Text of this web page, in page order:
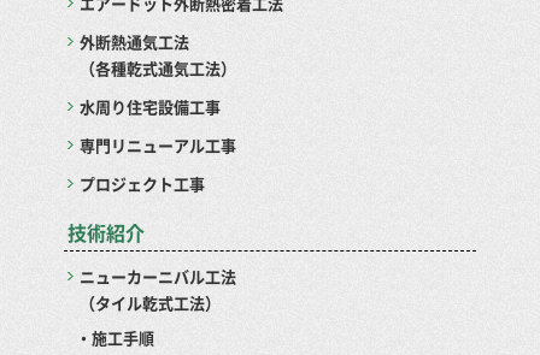
外断熱通気工法
（各種乾式通気工法）
水周り住宅設備工事
専門リニューアル工事
プロジェクト工事
技術紹介
ニューカーニバル工法
（タイル乾式工法）
・施工手順